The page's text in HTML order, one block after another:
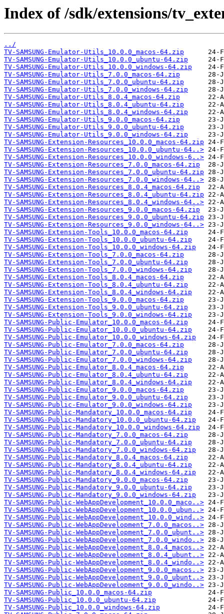
Index of /sdk/extensions/
../
TV-SAMSUNG-Emulator-Utils_10.0.0_macos-64.zip
TV-SAMSUNG-Emulator-Utils_10.0.0_ubuntu-64.zip
TV-SAMSUNG-Emulator-Utils_10.0.0_windows-64.zip
TV-SAMSUNG-Emulator-Utils_7.0.0_macos-64.zip
TV-SAMSUNG-Emulator-Utils_7.0.0_ubuntu-64.zip
TV-SAMSUNG-Emulator-Utils_7.0.0_windows-64.zip
TV-SAMSUNG-Emulator-Utils_8.0.4_macos-64.zip
TV-SAMSUNG-Emulator-Utils_8.0.4_ubuntu-64.zip
TV-SAMSUNG-Emulator-Utils_8.0.4_windows-64.zip
TV-SAMSUNG-Emulator-Utils_9.0.0_macos-64.zip
TV-SAMSUNG-Emulator-Utils_9.0.0_ubuntu-64.zip
TV-SAMSUNG-Emulator-Utils_9.0.0_windows-64.zip
TV-SAMSUNG-Extension-Resources_10.0.0_macos-64.zip
TV-SAMSUNG-Extension-Resources_10.0.0_ubuntu-64..>
TV-SAMSUNG-Extension-Resources_10.0.0_windows-6..>
TV-SAMSUNG-Extension-Resources_7.0.0_macos-64.zip
TV-SAMSUNG-Extension-Resources_7.0.0_ubuntu-64.zip
TV-SAMSUNG-Extension-Resources_7.0.0_windows-64..>
TV-SAMSUNG-Extension-Resources_8.0.4_macos-64.zip
TV-SAMSUNG-Extension-Resources_8.0.4_ubuntu-64.zip
TV-SAMSUNG-Extension-Resources_8.0.4_windows-64..>
TV-SAMSUNG-Extension-Resources_9.0.0_macos-64.zip
TV-SAMSUNG-Extension-Resources_9.0.0_ubuntu-64.zip
TV-SAMSUNG-Extension-Resources_9.0.0_windows-64..>
TV-SAMSUNG-Extension-Tools_10.0.0_macos-64.zip
TV-SAMSUNG-Extension-Tools_10.0.0_ubuntu-64.zip
TV-SAMSUNG-Extension-Tools_10.0.0_windows-64.zip
TV-SAMSUNG-Extension-Tools_7.0.0_macos-64.zip
TV-SAMSUNG-Extension-Tools_7.0.0_ubuntu-64.zip
TV-SAMSUNG-Extension-Tools_7.0.0_windows-64.zip
TV-SAMSUNG-Extension-Tools_8.0.4_macos-64.zip
TV-SAMSUNG-Extension-Tools_8.0.4_ubuntu-64.zip
TV-SAMSUNG-Extension-Tools_8.0.4_windows-64.zip
TV-SAMSUNG-Extension-Tools_9.0.0_macos-64.zip
TV-SAMSUNG-Extension-Tools_9.0.0_ubuntu-64.zip
TV-SAMSUNG-Extension-Tools_9.0.0_windows-64.zip
TV-SAMSUNG-Public-Emulator_10.0.0_macos-64.zip
TV-SAMSUNG-Public-Emulator_10.0.0_ubuntu-64.zip
TV-SAMSUNG-Public-Emulator_10.0.0_windows-64.zip
TV-SAMSUNG-Public-Emulator_7.0.0_macos-64.zip
TV-SAMSUNG-Public-Emulator_7.0.0_ubuntu-64.zip
TV-SAMSUNG-Public-Emulator_7.0.0_windows-64.zip
TV-SAMSUNG-Public-Emulator_8.0.4_macos-64.zip
TV-SAMSUNG-Public-Emulator_8.0.4_ubuntu-64.zip
TV-SAMSUNG-Public-Emulator_8.0.4_windows-64.zip
TV-SAMSUNG-Public-Emulator_9.0.0_macos-64.zip
TV-SAMSUNG-Public-Emulator_9.0.0_ubuntu-64.zip
TV-SAMSUNG-Public-Emulator_9.0.0_windows-64.zip
TV-SAMSUNG-Public-Mandatory_10.0.0_macos-64.zip
TV-SAMSUNG-Public-Mandatory_10.0.0_ubuntu-64.zip
TV-SAMSUNG-Public-Mandatory_10.0.0_windows-64.zip
TV-SAMSUNG-Public-Mandatory_7.0.0_macos-64.zip
TV-SAMSUNG-Public-Mandatory_7.0.0_ubuntu-64.zip
TV-SAMSUNG-Public-Mandatory_7.0.0_windows-64.zip
TV-SAMSUNG-Public-Mandatory_8.0.4_macos-64.zip
TV-SAMSUNG-Public-Mandatory_8.0.4_ubuntu-64.zip
TV-SAMSUNG-Public-Mandatory_8.0.4_windows-64.zip
TV-SAMSUNG-Public-Mandatory_9.0.0_macos-64.zip
TV-SAMSUNG-Public-Mandatory_9.0.0_ubuntu-64.zip
TV-SAMSUNG-Public-Mandatory_9.0.0_windows-64.zip
TV-SAMSUNG-Public-WebAppDevelopment_10.0.0_maco..>
TV-SAMSUNG-Public-WebAppDevelopment_10.0.0_ubun..>
TV-SAMSUNG-Public-WebAppDevelopment_10.0.0_wind..>
TV-SAMSUNG-Public-WebAppDevelopment_7.0.0_macos..>
TV-SAMSUNG-Public-WebAppDevelopment_7.0.0_ubunt..>
TV-SAMSUNG-Public-WebAppDevelopment_7.0.0_windo..>
TV-SAMSUNG-Public-WebAppDevelopment_8.0.4_macos..>
TV-SAMSUNG-Public-WebAppDevelopment_8.0.4_ubunt..>
TV-SAMSUNG-Public-WebAppDevelopment_8.0.4_windo..>
TV-SAMSUNG-Public-WebAppDevelopment_9.0.0_macos..>
TV-SAMSUNG-Public-WebAppDevelopment_9.0.0_ubunt..>
TV-SAMSUNG-Public-WebAppDevelopment_9.0.0_windo..>
TV-SAMSUNG-Public_10.0.0_macos-64.zip
TV-SAMSUNG-Public_10.0.0_ubuntu-64.zip
TV-SAMSUNG-Public_10.0.0_windows-64.zip